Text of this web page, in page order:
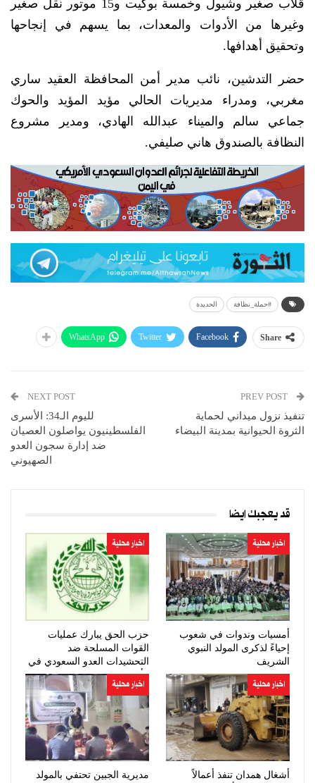
قلاب صغير وشيول وخمسة بوكيت و15 موتور نقل صغير
وغيرها من الأدوات والمعدات، بما يسهم في إنجاحها
وتحقيق أهدافها.
حضر التدشين، نائب مدير أمن المحافظة العقيد ساري
مغربي، ومدراء مديريات الحالي مؤيد المؤيد والحوك
جماعي سالم والميناء عبدالله الهادي، ومدير مشروع
النظافة بالصندوق هاني صليفي.
#حملة_نظافة الحديدة
Share
Facebook
Twitter
WhatsApp
تنفيذ نزول ميداني لحماية
الثروة الحيوانية بمدينة البيضاء
NEXT POST
لليوم الـ34: الأسرى
الفلسطينيون يواصلون العصيان
ضد إدارة سجون العدو
الصهيوني
قد يعجبك ايضا
اخبار محلية
أمسيات وندوات في شعوب
إحياءً لذكرى المولد النبوي
الشريف
اخبار محلية
حزب الحق يبارك عمليات
القوات المسلحة ضد
التحشيدات العدو السعودي في
مأرب وحضرموت
اخبار محلية
أشغال همدان تنفذ أعمالاً
اخبار محلية
مديرية الجبين تحتفي بالمولد